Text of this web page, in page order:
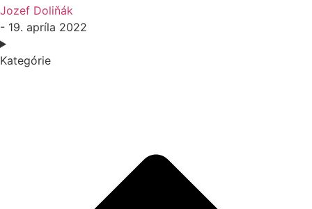
Jozef Doliňák
- 19. apríla 2022
Kategórie